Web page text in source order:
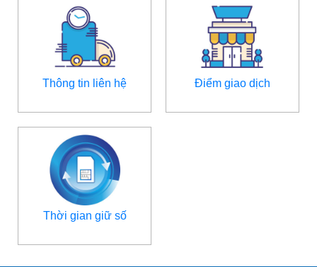
Thông tin liên hệ Điểm giao dịch
Thời gian giữ số